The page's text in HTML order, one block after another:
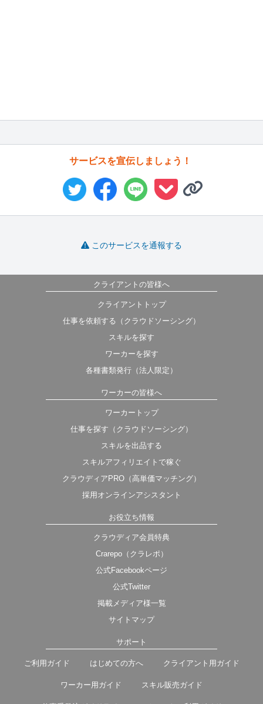
サービスを宣伝しましょう！
このサービスを通報する
クライアントの皆様へ
クライアントトップ
仕事を依頼する（クラウドソーシング）
スキルを探す
ワーカーを探す
各種書類発行（法人限定）
ワーカーの皆様へ
ワーカートップ
仕事を探す（クラウドソーシング）
スキルを出品する
スキルアフィリエイトで稼ぐ
クラウディアPRO（高単価マッチング）
採用オンラインアシスタント
お役立ち情報
クラウディア会員特典
Crarepo（クラレポ）
公式Facebookページ
公式Twitter
掲載メディア様一覧
サイトマップ
サポート
ご利用ガイド はじめての方へ クライアント用ガイド
ワーカー用ガイド スキル販売ガイド